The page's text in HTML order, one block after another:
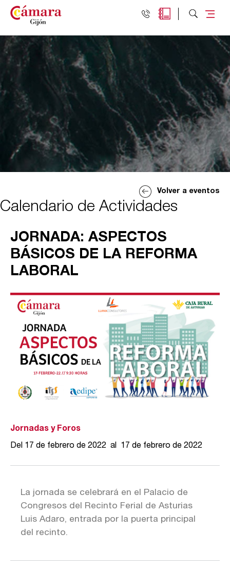
Calendario de Actividades
Volver a eventos
JORNADA: ASPECTOS
BÁSICOS DE LA REFORMA
LABORAL
Jornadas y Foros
Del 17 de febrero de 2022 al 17 de febrero de 2022
La jornada se celebrará en el Palacio de
Congresos del Recinto Ferial de Asturias
Luis Adaro, entrada por la puerta principal
del recinto.